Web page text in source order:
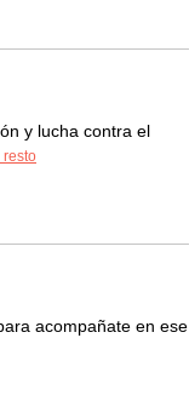
y lucha contra el
resto
acompañate en ese